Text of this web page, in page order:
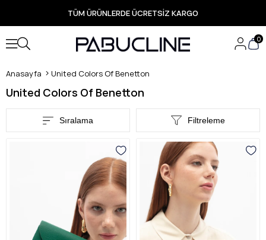
Yeni Sezon Ürünlerde Özel Fırsatlar
Seçili Ürünlerde Hızlı Teslimat
0
Anasayfa United Colors Of Benetton
United Colors Of Benetton
Filtreleme
Sıralama